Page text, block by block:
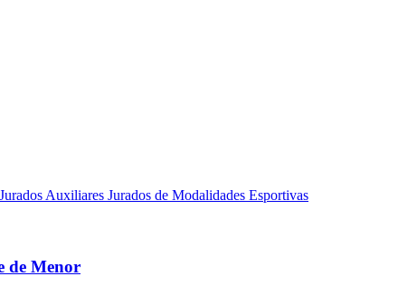
Jurados Auxiliares Jurados de Modalidades Esportivas
de Menor